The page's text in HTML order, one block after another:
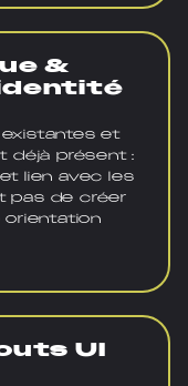
&
et
déjà présent :
lien avec les
pas de créer
orientation
UI